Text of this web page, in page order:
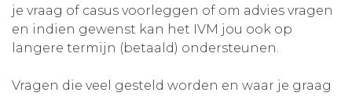
je vraag of casus voorleggen of om advies vragen
en indien gewenst kan het IVM jou ook op
langere termijn (betaald) ondersteunen.
Vragen die veel gesteld worden en waar je graag